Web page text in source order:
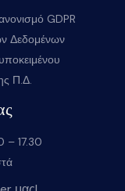
GDPR
Δεδομένων
Π.Δ.
– 17.30